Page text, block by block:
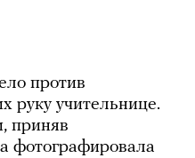
против
руку учительнице.
приняв
фотографировала